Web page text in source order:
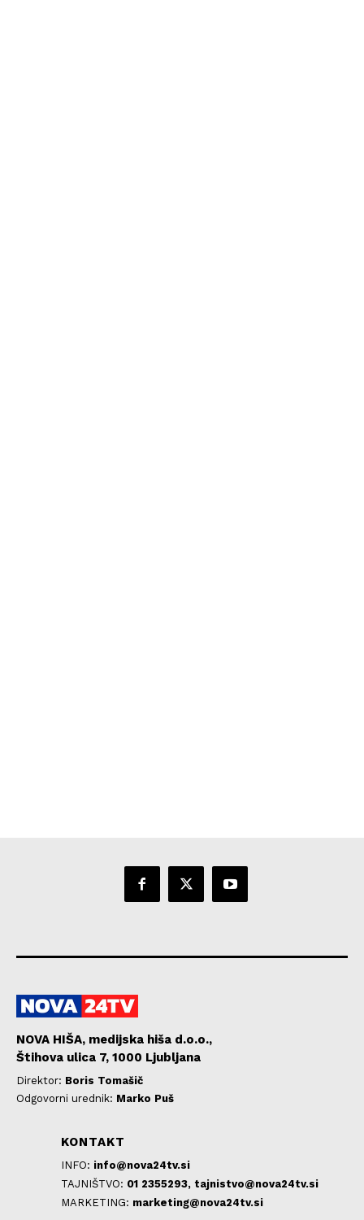
NOVA HIŠA, medijska hiša d.o.o.,
Štihova ulica 7, 1000 Ljubljana
Direktor: Boris Tomašič
Odgovorni urednik: Marko Puš
KONTAKT
INFO: info@nova24tv.si
TAJNIŠTVO: 01 2355293, tajnistvo@nova24tv.si
MARKETING: marketing@nova24tv.si